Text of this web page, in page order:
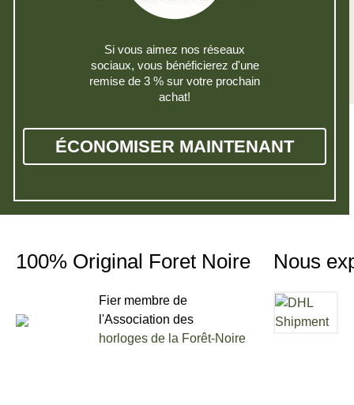
Si vous aimez nos réseaux
sociaux, vous bénéficierez d'une
remise de 3 % sur votre prochain
achat!
ÉCONOMISER MAINTENANT
100% Original Foret Noire
Fier membre de
l'Association des
horloges de la Forêt-Noire
Nous